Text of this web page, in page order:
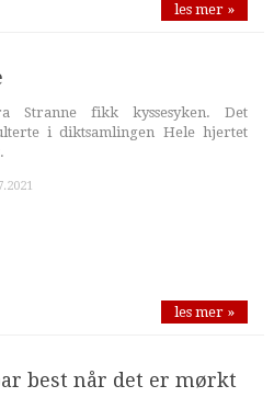
les mer »
Stranne fikk kyssesyken. Det
i diktsamlingen Hele hjertet
les mer »
best når det er mørkt